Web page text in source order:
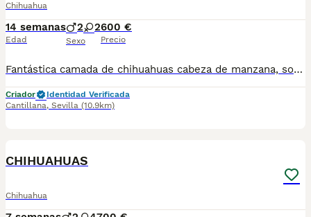
Chihuahua
14 semanas
Edad
2 2
Sexo
600 €
Precio
Fantástica camada de chihuahuas cabeza de manzana, son toy y están listos para entregar, 2 vacunas y chip, se puede enviar a contra reembolso, más información llamar o whasap al 687705959, pregunten sin compromiso, machos 600 hembra 650
Criador
Identidad Verificada
Cantillana, Sevilla (10.9km)
CHIHUAHUAS
Chihuahua